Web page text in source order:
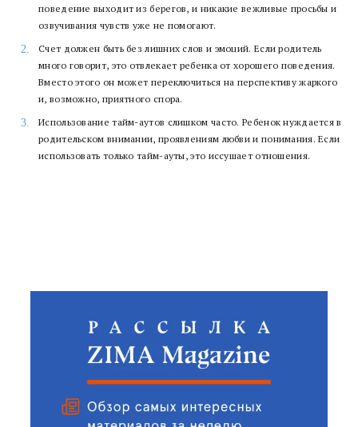
поведение выходит из берегов, и никакие вежливые просьбы и
озвучивания чувств уже не помогают.
Счет должен быть без лишних слов и эмоций. Если родитель
много говорит, это отвлекает ребенка от хорошего поведения.
Вместо этого он может переключиться на перспективу жаркого
и, возможно, приятного спора.
Использование тайм-аутов слишком часто. Ребенок нуждается в
родительском внимании, проявлениям любви и понимания. Если
использовать только тайм-ауты, это иссушает отношения.